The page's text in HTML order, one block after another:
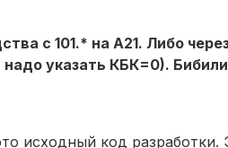
с 101.* на А21. Либо
указать КБК=0).
исходный код разработки.